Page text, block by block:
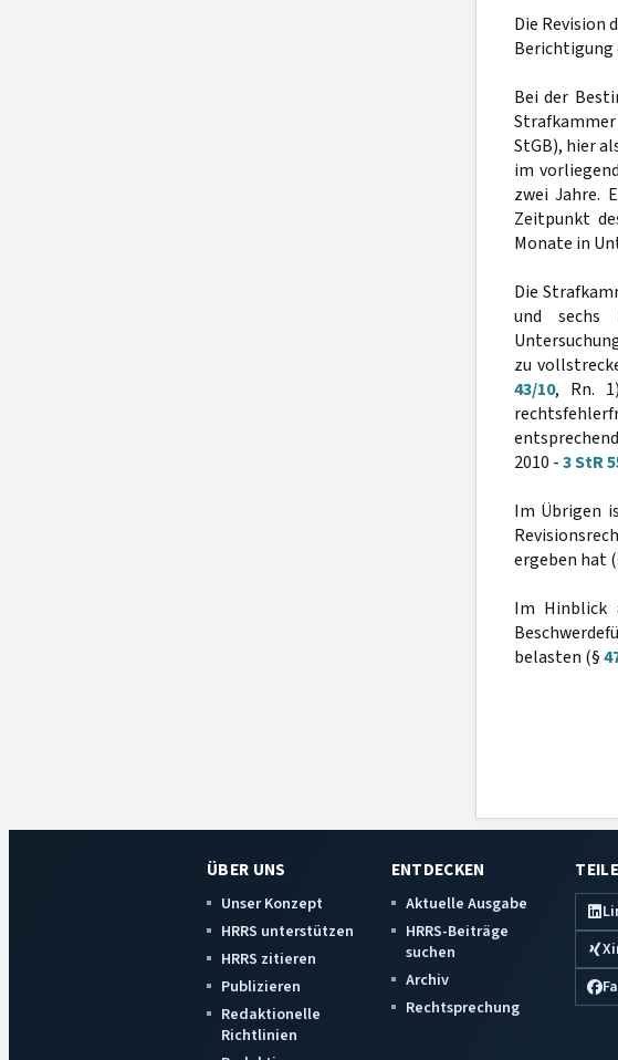
Die Revision
Berichtigung
Bei der
StGB), hier
im
zwei Jahre.
Zeitpunkt
Monate in
Die
und sechs
zu
43/10, Rn.
2010 -3 StR
Im Übrigen
ergeben hat
Im Hinblick
belasten (§
ÜBER UNS
Unser Konzept
HRRS unterstützen
HRRS zitieren
Publizieren
Redaktionelle
Richtlinien
ENTDECKEN
Aktuelle Ausgabe
HRRS-Beiträge
suchen
Archiv
Rechtsprechung